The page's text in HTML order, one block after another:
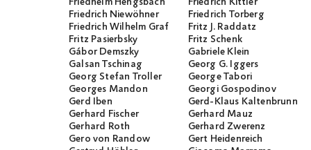
Friedrich Niewöhner
Friedrich Torberg
Friedrich Wilhelm Graf
Fritz J. Raddatz
Fritz Pasierbsky
Fritz Schenk
Gábor Demszky
Gabriele Klein
Galsan Tschinag
Georg G. Iggers
Georg Stefan Troller
George Tabori
Georges Mandon
Georgi Gospodinov
Gerd Iben
Gerd-Klaus Kaltenbrunner
Gerhard Fischer
Gerhard Mauz
Gerhard Roth
Gerhard Zwerenz
Gero von Randow
Gert Heidenreich